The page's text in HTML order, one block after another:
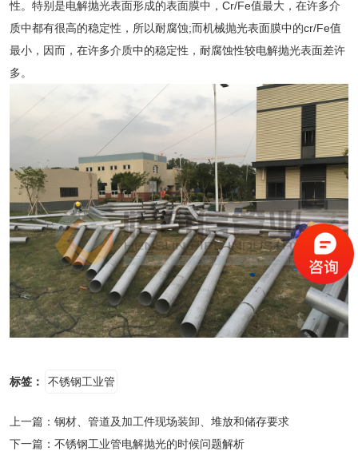
性。特别是电解抛光表面形成的表面膜中，Cr/Fe值最大，在许多介
质中都有很高的稳定性，所以耐腐蚀;而机械抛光表面膜中的cr/Fe值
最小，因而，在许多介质中的稳定性，耐腐蚀性较电解抛光表面差许
多。
标签： 不锈钢工业管
上一篇： 钢材、管道及加工件现场装卸、堆放和储存要求
下一篇： 不锈钢工业管电解抛光的时候问题解析